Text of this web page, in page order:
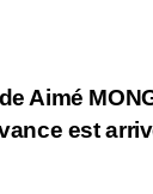
Aimé
est